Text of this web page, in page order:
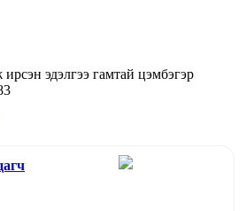
эдэлгээ гамтай цэмбэгэр